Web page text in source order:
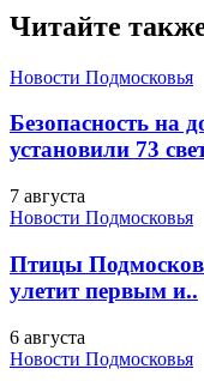
Читайте
Новости Подмосковья
Безопасность на
установили 73
7 августа
Новости Подмосковья
Птицы
улетит первым и..
6 августа
Новости Подмосковья